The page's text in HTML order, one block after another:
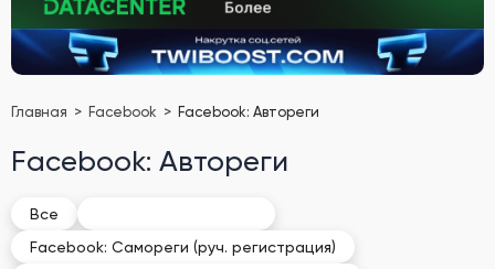
Главная Facebook Facebook: Автореги
Facebook: Автореги
Все
Facebook: Самореги (руч. регистрация)